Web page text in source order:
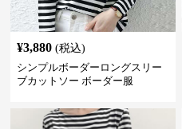
¥3,880 (税込)
シンプルボーダーロングスリー
ブカットソー ボーダー服